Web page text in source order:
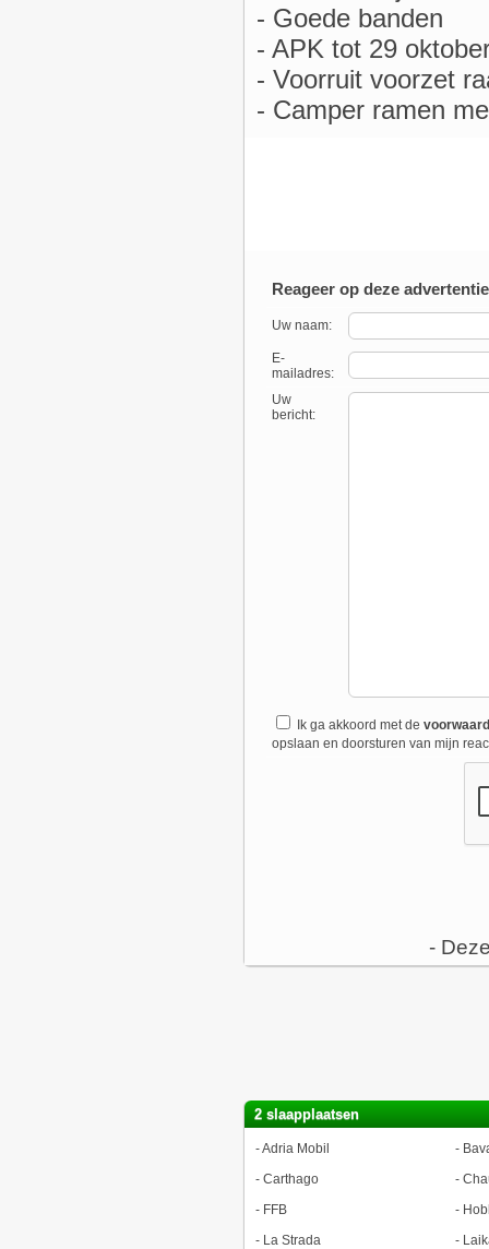
- Goede banden
- APK tot 29
- Voorruit voorzet
- Camper ramen
Reageer op deze advertentie
Uw naam:
E-
mailadres:
Uw
bericht:
Ik ga akkoord met de
opslaan en doorsturen van mijn
-
2 slaapplaatsen
-Adria Mobil -
- Carthago -
- FFB -
- La Strada -